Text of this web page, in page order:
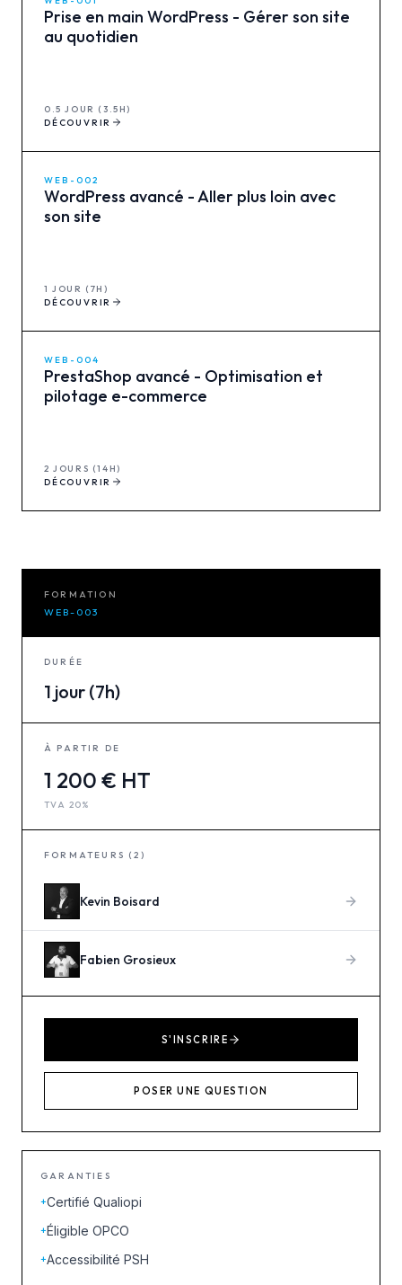
Prise en main WordPress - Gérer son site
au quotidien
0.5 JOUR (3.5H)
DÉCOUVRIR
WEB-002
WordPress avancé - Aller plus loin avec
son site
1 JOUR (7H)
DÉCOUVRIR
WEB-004
PrestaShop avancé - Optimisation et
pilotage e-commerce
2 JOURS (14H)
DÉCOUVRIR
FORMATION
WEB-003
DURÉE
1 jour (7h)
À PARTIR DE
1 200 € HT
TVA 20%
FORMATEURS (2)
Kevin Boisard
Fabien Grosieux
S'INSCRIRE
POSER UNE QUESTION
GARANTIES
+Certifié Qualiopi
+Éligible OPCO
+Accessibilité PSH